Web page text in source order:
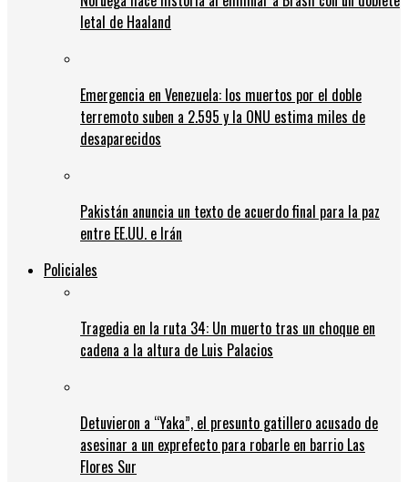
letal de Haaland
Emergencia en Venezuela: los muertos por el doble
terremoto suben a 2.595 y la ONU estima miles de
desaparecidos
Pakistán anuncia un texto de acuerdo final para la paz
entre EE.UU. e Irán
Policiales
Tragedia en la ruta 34: Un muerto tras un choque en
cadena a la altura de Luis Palacios
Detuvieron a “Yaka”, el presunto gatillero acusado de
asesinar a un exprefecto para robarle en barrio Las
Flores Sur